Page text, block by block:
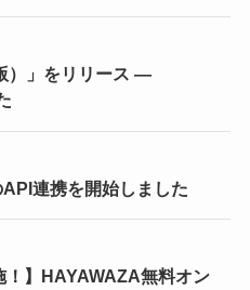
）」をリリース ―
連携を開始しました
！】HAYAWAZA無料オン